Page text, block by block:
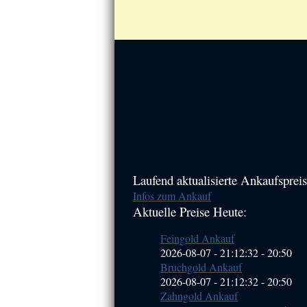
Haupt-
Sidebar
Laufend aktualisierte
Infos zum Ankauf
Aktuelle Preise Heute:
Feingold Ankauf
2026-08-07 - 21:12:32-20:50
Bruchgold Ankauf
2026-08-07 - 21:12:32-20:50
Zahngold Ankauf